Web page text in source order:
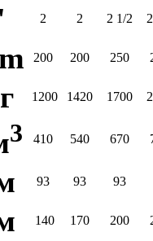
2 2 2 1/2
200 200 250
1200 1420 1700
3 410 540 670
93 93 93
140 170 200